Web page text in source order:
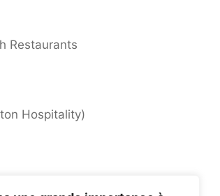
Restaurants
Hospitality)